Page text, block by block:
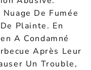
De Fumée
Plainte. En
A Condamné
Après Leur
Un Trouble,